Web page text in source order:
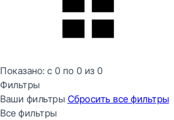
Показано: с 0 по 0 из 0
Фильтры
Ваши фильтры Сбросить все фильтры
Все фильтры